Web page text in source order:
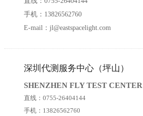
手机：13826562760
E-mail：jl@eastspacelight.com
深圳代测服务中心（坪山）
SHENZHEN FLY TEST CENTER
直线：0755-26404144
手机：13826562760